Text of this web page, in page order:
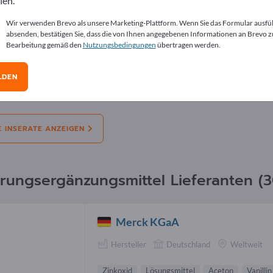
Angebote Bedarfe Gebrauchtes
Entdecken Sie die Harmonie der
INSERATE ANZEIGEN
Lieferanten
Merck KGaA
Hersteller Deutschland Weltweit
Zinkoxid Lösungsmittel Aceton Vanillin
Wir verwenden Brevo als unsere Marketing-Plattform. Wenn Sie das Formular
absenden, bestätigen Sie, dass die von Ihnen angegebenen Informationen an Brevo
Bearbeitung gemäß den Nutzungsbedingungen übertragen werden.